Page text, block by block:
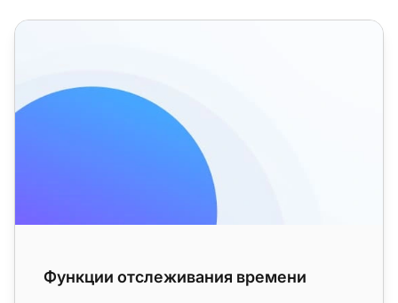
Функции отслеживания времени
Функции отслеживания времени